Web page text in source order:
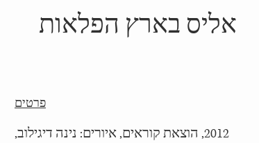
אליס בארץ הפלאות
פרטים
2012, הוצאת קוראים, איורים: נינה דיגילוב,